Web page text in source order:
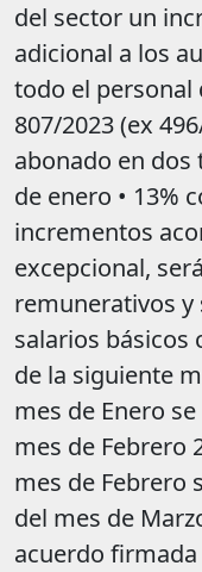
del sector un
adicional a los
todo el personal
807/2023 (ex
abonado en dos
de enero • 13%
incrementos
excepcional,
remunerativos y
salarios básicos
de la siguiente
mes de Enero
mes de Febrero
mes de Febrero
del mes de
acuerdo